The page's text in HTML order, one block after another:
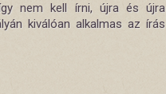
nem kell írni, újra és újra
kiválóan alkalmas az írás